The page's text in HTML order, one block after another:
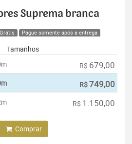
Suprema branca
Pague somente após a entrega
Tamanhos
R$ 679,00
R$749,00
R$ 1.150,00
Comprar